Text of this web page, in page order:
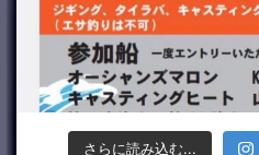
さらに読み込む...